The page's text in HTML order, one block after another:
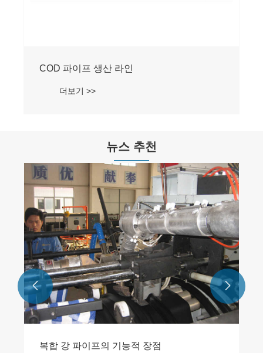
COD 파이프 생산 라인
더보기 >>
뉴스 추천
복합 강 파이프의 기능적 장점
 